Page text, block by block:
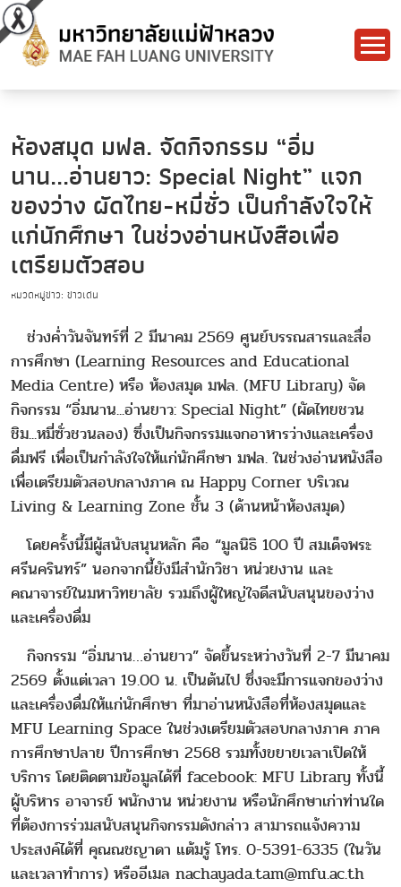
ห้องสมุด มฟล. จัดกิจกรรม “อิ่ม
นาน...อ่านยาว: Special Night” แจก
ของว่าง ผัดไทย-หมี่ซั่ว เป็นกำลังใจให้
แก่นักศึกษา ในช่วงอ่านหนังสือเพื่อ
เตรียมตัวสอบ
หมวดหมู่ข่าว: ข่าวเด่น
ช่วงค่ำวันจันทร์ที่ 2 มีนาคม 2569 ศูนย์บรรณสารและสื่อ
การศึกษา (Learning Resources and Educational
Media Centre) หรือ ห้องสมุด มฟล. (MFU Library) จัด
กิจกรรม “อิ่มนาน...อ่านยาว: Special Night” (ผัดไทยชวน
ชิม...หมี่ซั่วชวนลอง) ซึ่งเป็นกิจกรรมแจกอาหารว่างและเครื่อง
ดื่มฟรี เพื่อเป็นกำลังใจให้แก่นักศึกษา มฟล. ในช่วงอ่านหนังสือ
เพื่อเตรียมตัวสอบกลางภาค ณ Happy Corner บริเวณ
Living & Learning Zone ชั้น 3 (ด้านหน้าห้องสมุด)
โดยครั้งนี้มีผู้สนับสนุนหลัก คือ “มูลนิธิ 100 ปี สมเด็จพระ
ศรีนครินทร์” นอกจากนี้ยังมีสำนักวิชา หน่วยงาน และ
คณาจารย์ในมหาวิทยาลัย รวมถึงผู้ใหญ่ใจดีสนับสนุนของว่าง
และเครื่องดื่ม
กิจกรรม “อิ่มนาน…อ่านยาว” จัดขึ้นระหว่างวันที่ 2-7 มีนาคม
2569 ตั้งแต่เวลา 19.00 น. เป็นต้นไป ซึ่งจะมีการแจกของว่าง
และเครื่องดื่มให้แก่นักศึกษา ที่มาอ่านหนังสือที่ห้องสมุดและ
MFU Learning Space ในช่วงเตรียมตัวสอบกลางภาค ภาค
การศึกษาปลาย ปีการศึกษา 2568 รวมทั้งขยายเวลาเปิดให้
บริการ โดยติดตามข้อมูลได้ที่ facebook: MFU Library ทั้งนี้
ผู้บริหาร อาจารย์ พนักงาน หน่วยงาน หรือนักศึกษาเก่าท่านใด
ที่ต้องการร่วมสนับสนุนกิจกรรมดังกล่าว สามารถแจ้งความ
ประสงค์ได้ที่ คุณณชญาดา แต้มรู้ โทร. 0-5391-6335 (ในวัน
และเวลาทำการ) หรืออีเมล nachayada.tam@mfu.ac.th